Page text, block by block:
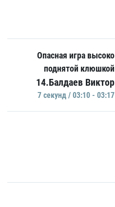
Опасная игра высоко
поднятой клюшкой
14.Балдаев Виктор
7 секунд / 03:10 - 03:17